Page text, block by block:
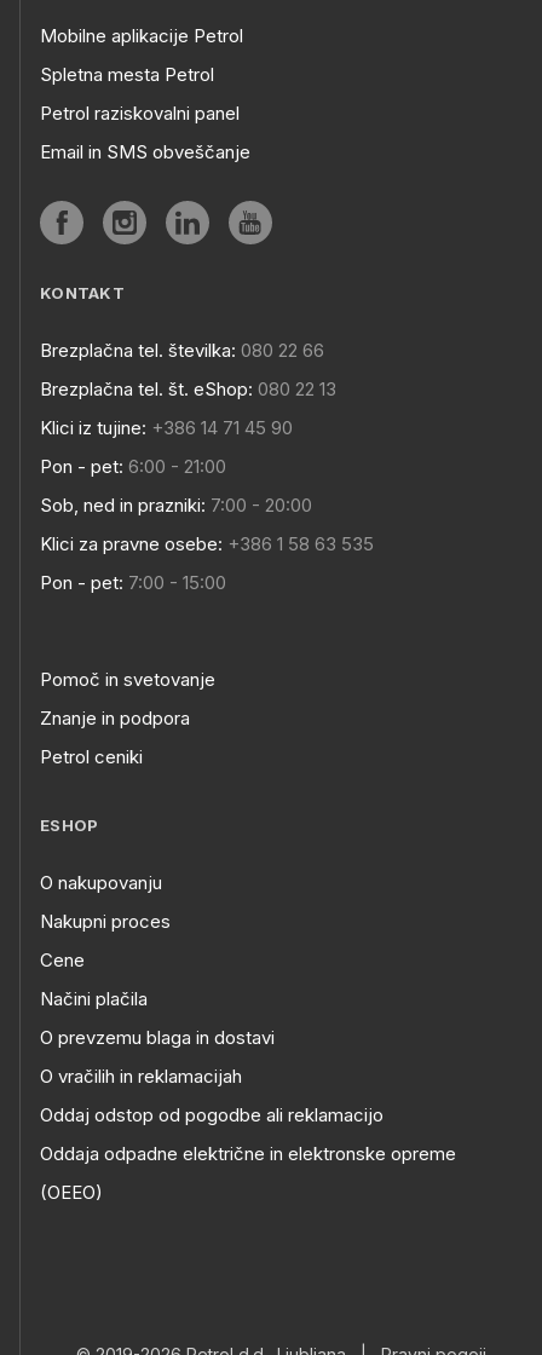
Mobilne aplikacije Petrol
Spletna mesta Petrol
Petrol raziskovalni panel
Email in SMS obveščanje
KONTAKT
Brezplačna tel. številka: 080 22 66
Brezplačna tel. št. eShop: 080 22 13
Klici iz tujine: +386 14 71 45 90
Pon - pet: 6:00 - 21:00
Sob, ned in prazniki: 7:00 - 20:00
Klici za pravne osebe: +386 1 58 63 535
Pon - pet: 7:00 - 15:00
Pomoč in svetovanje
Znanje in podpora
Petrol ceniki
ESHOP
O nakupovanju
Nakupni proces
Cene
Načini plačila
O prevzemu blaga in dostavi
O vračilih in reklamacijah
Oddaj odstop od pogodbe ali reklamacijo
Oddaja odpadne električne in elektronske opreme
(OEEO)